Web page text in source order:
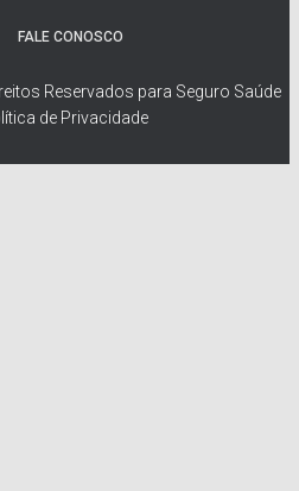
FALE CONOSCO
Reservados para Seguro Saúde
de Privacidade